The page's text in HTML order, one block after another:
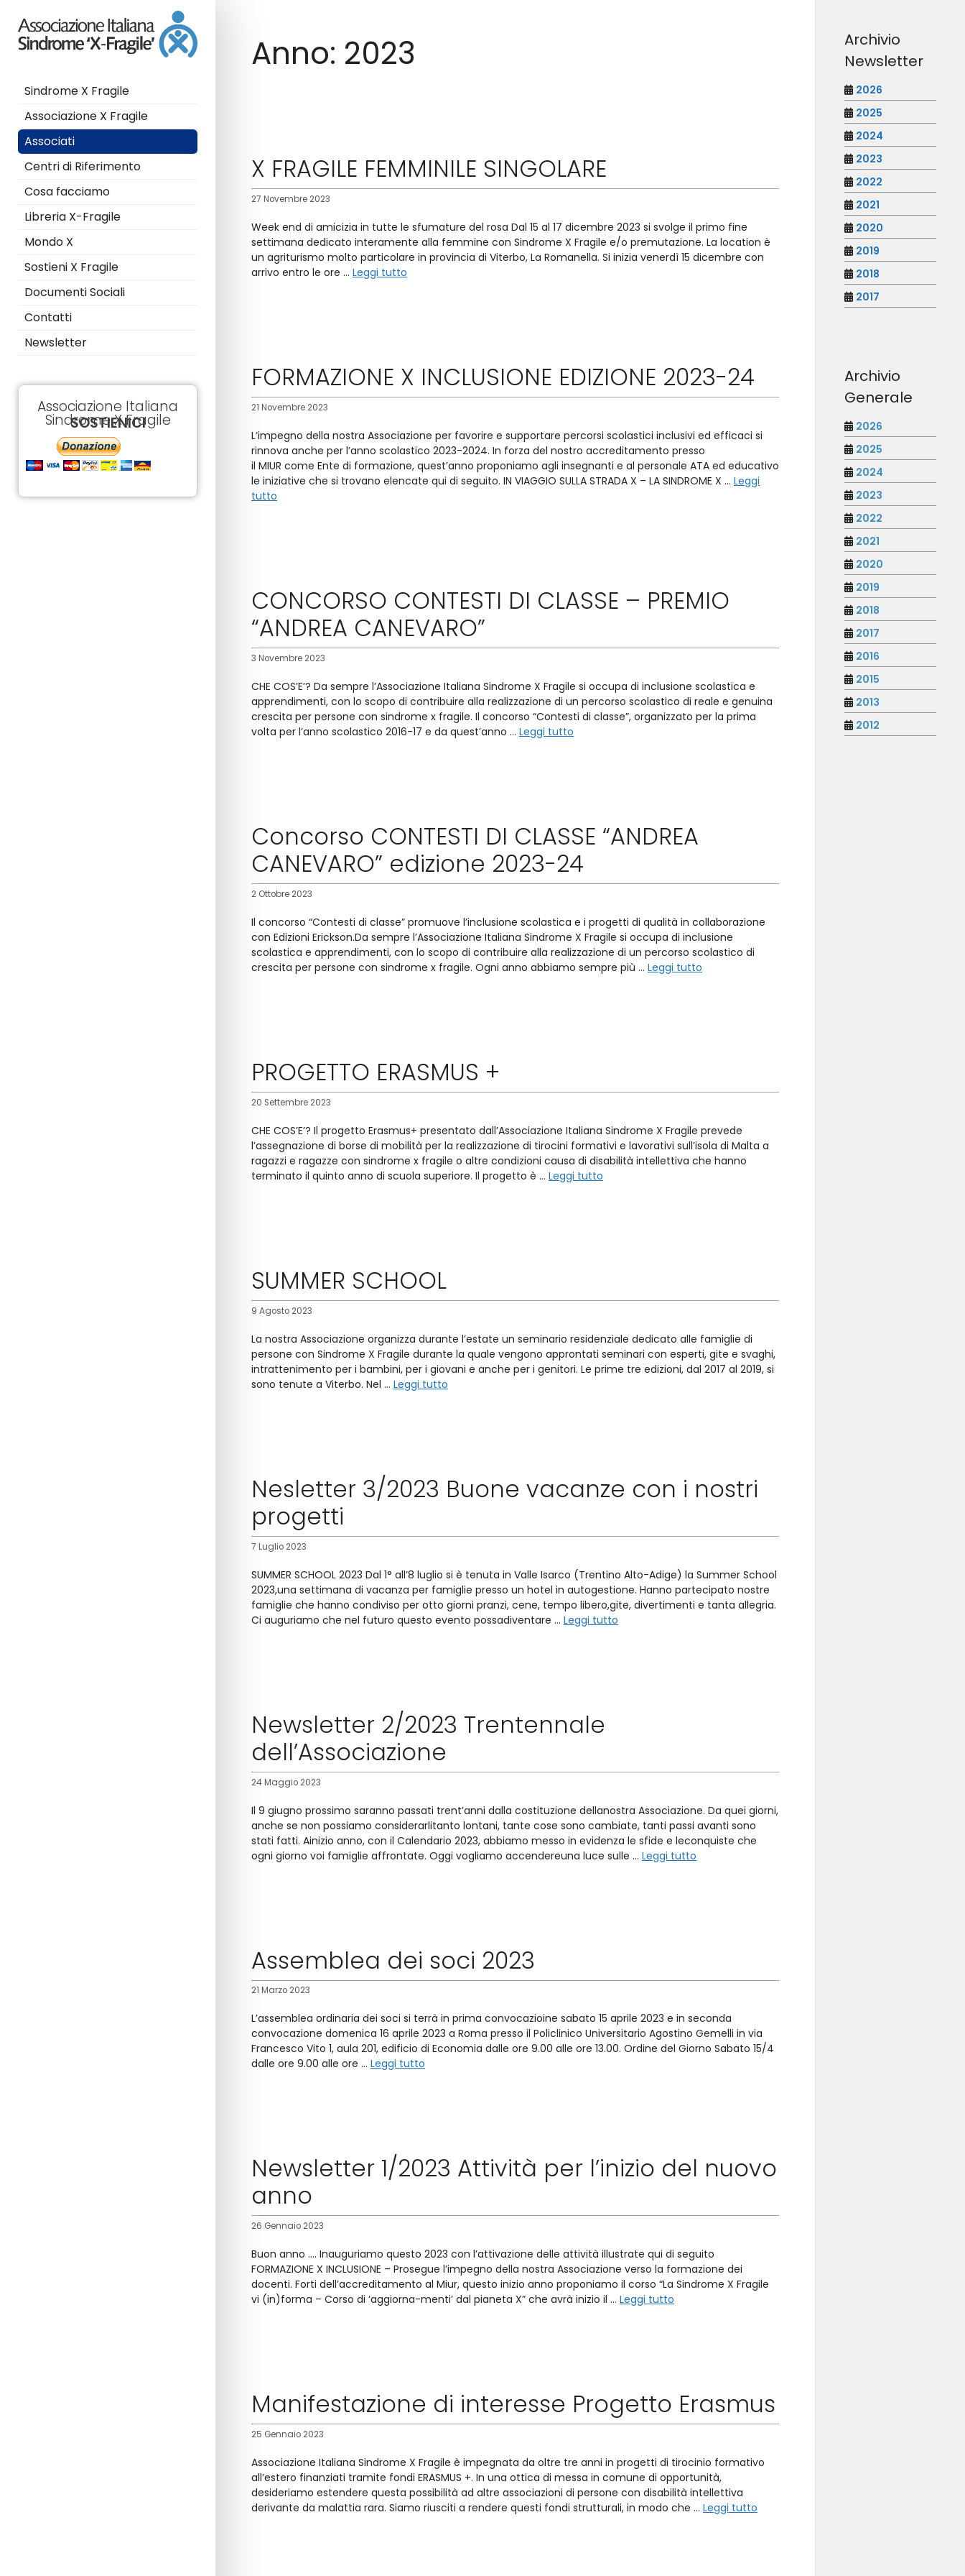
Sindrome X Fragile
Associazione X Fragile
Associati
Centri di Riferimento
Cosa facciamo
Libreria X-Fragile
Mondo X
Sostieni X Fragile
Documenti Sociali
Contatti
Newsletter
Associazione Italiana
Sindrome X Fragile
SOSTIENICI
Anno: 2023
X FRAGILE FEMMINILE SINGOLARE
27 Novembre 2023
Week end di amicizia in tutte le sfumature del rosa Dal 15 al 17 dicembre 2023 si svolge il primo fine
settimana dedicato interamente alla femmine con Sindrome X Fragile e/o premutazione. La location è
un agriturismo molto particolare in provincia di Viterbo, La Romanella. Si inizia venerdì 15 dicembre con
arrivo entro le ore … Leggi tutto
FORMAZIONE X INCLUSIONE EDIZIONE 2023-24
21 Novembre 2023
L’impegno della nostra Associazione per favorire e supportare percorsi scolastici inclusivi ed efficaci si
rinnova anche per l’anno scolastico 2023-2024. In forza del nostro accreditamento presso
il MIUR come Ente di formazione, quest’anno proponiamo agli insegnanti e al personale ATA ed educativo
le iniziative che si trovano elencate qui di seguito. IN VIAGGIO SULLA STRADA X – LA SINDROME X … Leggi
tutto
CONCORSO CONTESTI DI CLASSE – PREMIO
“ANDREA CANEVARO”
3 Novembre 2023
CHE COS’E’? Da sempre l’Associazione Italiana Sindrome X Fragile si occupa di inclusione scolastica e
apprendimenti, con lo scopo di contribuire alla realizzazione di un percorso scolastico di reale e genuina
crescita per persone con sindrome x fragile. Il concorso “Contesti di classe”, organizzato per la prima
volta per l’anno scolastico 2016-17 e da quest’anno … Leggi tutto
Concorso CONTESTI DI CLASSE “ANDREA
CANEVARO” edizione 2023-24
2 Ottobre 2023
Il concorso “Contesti di classe” promuove l’inclusione scolastica e i progetti di qualità in collaborazione
con Edizioni Erickson.Da sempre l’Associazione Italiana Sindrome X Fragile si occupa di inclusione
scolastica e apprendimenti, con lo scopo di contribuire alla realizzazione di un percorso scolastico di
crescita per persone con sindrome x fragile. Ogni anno abbiamo sempre più … Leggi tutto
PROGETTO ERASMUS +
20 Settembre 2023
CHE COS’E’? Il progetto Erasmus+ presentato dall’Associazione Italiana Sindrome X Fragile prevede
l’assegnazione di borse di mobilità per la realizzazione di tirocini formativi e lavorativi sull’isola di Malta a
ragazzi e ragazze con sindrome x fragile o altre condizioni causa di disabilità intellettiva che hanno
terminato il quinto anno di scuola superiore. Il progetto è … Leggi tutto
SUMMER SCHOOL
9 Agosto 2023
La nostra Associazione organizza durante l’estate un seminario residenziale dedicato alle famiglie di
persone con Sindrome X Fragile durante la quale vengono approntati seminari con esperti, gite e svaghi,
intrattenimento per i bambini, per i giovani e anche per i genitori. Le prime tre edizioni, dal 2017 al 2019, si
sono tenute a Viterbo. Nel … Leggi tutto
Nesletter 3/2023 Buone vacanze con i nostri
progetti
7 Luglio 2023
SUMMER SCHOOL 2023 Dal 1° all’8 luglio si è tenuta in Valle Isarco (Trentino Alto-Adige) la Summer School
2023,una settimana di vacanza per famiglie presso un hotel in autogestione. Hanno partecipato nostre
famiglie che hanno condiviso per otto giorni pranzi, cene, tempo libero,gite, divertimenti e tanta allegria.
Ci auguriamo che nel futuro questo evento possadiventare … Leggi tutto
Newsletter 2/2023 Trentennale
dell’Associazione
24 Maggio 2023
Il 9 giugno prossimo saranno passati trent’anni dalla costituzione dellanostra Associazione. Da quei giorni,
anche se non possiamo considerarlitanto lontani, tante cose sono cambiate, tanti passi avanti sono
stati fatti. Ainizio anno, con il Calendario 2023, abbiamo messo in evidenza le sfide e leconquiste che
ogni giorno voi famiglie affrontate. Oggi vogliamo accendereuna luce sulle … Leggi tutto
Assemblea dei soci 2023
21 Marzo 2023
L’assemblea ordinaria dei soci si terrà in prima convocazioine sabato 15 aprile 2023 e in seconda
convocazione domenica 16 aprile 2023 a Roma presso il Policlinico Universitario Agostino Gemelli in via
Francesco Vito 1, aula 201, edificio di Economia dalle ore 9.00 alle ore 13.00. Ordine del Giorno Sabato 15/4
dalle ore 9.00 alle ore … Leggi tutto
Newsletter 1/2023 Attività per l’inizio del nuovo
anno
26 Gennaio 2023
Buon anno …. Inauguriamo questo 2023 con l’attivazione delle attività illustrate qui di seguito
FORMAZIONE X INCLUSIONE – Prosegue l’impegno della nostra Associazione verso la formazione dei
docenti. Forti dell’accreditamento al Miur, questo inizio anno proponiamo il corso “La Sindrome X Fragile
vi (in)forma – Corso di ‘aggiorna-menti’ dal pianeta X” che avrà inizio il … Leggi tutto
Manifestazione di interesse Progetto Erasmus
25 Gennaio 2023
Associazione Italiana Sindrome X Fragile è impegnata da oltre tre anni in progetti di tirocinio formativo
all’estero finanziati tramite fondi ERASMUS +. In una ottica di messa in comune di opportunità,
desideriamo estendere questa possibilità ad altre associazioni di persone con disabilità intellettiva
derivante da malattia rara. Siamo riusciti a rendere questi fondi strutturali, in modo che … Leggi tutto
Archivio
Newsletter
2026
2025
2024
2023
2022
2021
2020
2019
2018
2017
Archivio
Generale
2026
2025
2024
2023
2022
2021
2020
2019
2018
2017
2016
2015
2013
2012